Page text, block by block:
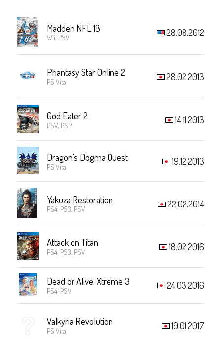
Madden NFL 13
Wii, PSV 28.08.2012
Phantasy Star Online 2
PS Vita 28.02.2013
God Eater 2
PSV, PSP 14.11.2013
Dragon's Dogma Quest
PS Vita 19.12.2013
Yakuza Restoration
PS4, PS3, PSV 22.02.2014
Attack on Titan
PS4, PS3, PSV 18.02.2016
Dead or Alive: Xtreme 3
PS4, PSV 24.03.2016
Valkyria Revolution
PS Vita 19.01.2017